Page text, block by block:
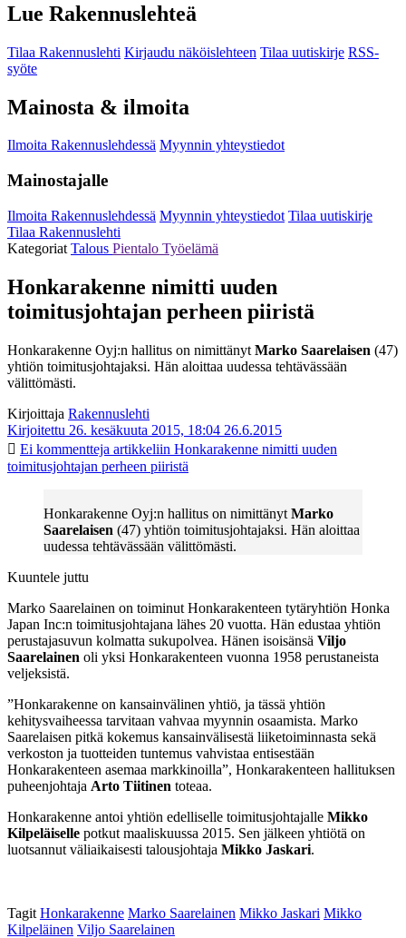
Lue Rakennuslehteä
Tilaa Rakennuslehti Kirjaudu näköislehteen Tilaa uutiskirje RSS-
syöte
Mainosta & ilmoita
Ilmoita Rakennuslehdessä Myynnin yhteystiedot
Mainostajalle
Ilmoita Rakennuslehdessä Myynnin yhteystiedot Tilaa uutiskirje
Tilaa Rakennuslehti
Kategoriat Talous Pientalo Työelämä
Honkarakenne nimitti uuden
toimitusjohtajan perheen piiristä
Honkarakenne Oyj:n hallitus on nimittänyt Marko Saarelaisen (47)
yhtiön toimitusjohtajaksi. Hän aloittaa uudessa tehtävässään
välittömästi.
Kirjoittaja Rakennuslehti
Kirjoitettu 26. kesäkuuta 2015, 18:04 26.6.2015
Ei kommentteja artikkeliin Honkarakenne nimitti uuden
toimitusjohtajan perheen piiristä
Honkarakenne Oyj:n hallitus on nimittänyt Marko
Saarelaisen (47) yhtiön toimitusjohtajaksi. Hän aloittaa
uudessa tehtävässään välittömästi.
Kuuntele juttu
Marko Saarelainen on toiminut Honkarakenteen tytäryhtiön Honka
Japan Inc:n toimitusjohtajana lähes 20 vuotta. Hän edustaa yhtiön
perustajasuvun kolmatta sukupolvea. Hänen isoisänsä Viljo
Saarelainen oli yksi Honkarakenteen vuonna 1958 perustaneista
veljeksistä.
”Honkarakenne on kansainvälinen yhtiö, ja tässä yhtiön
kehitysvaiheessa tarvitaan vahvaa myynnin osaamista. Marko
Saarelaisen pitkä kokemus kansainvälisestä liiketoiminnasta sekä
verkoston ja tuotteiden tuntemus vahvistaa entisestään
Honkarakenteen asemaa markkinoilla”, Honkarakenteen hallituksen
puheenjohtaja Arto Tiitinen toteaa.
Honkarakenne antoi yhtiön edelliselle toimitusjohtajalle Mikko
Kilpeläiselle potkut maaliskuussa 2015. Sen jälkeen yhtiötä on
luotsannut väliaikaisesti talousjohtaja Mikko Jaskari.
Tagit Honkarakenne Marko Saarelainen Mikko Jaskari Mikko
Kilpeläinen Viljo Saarelainen